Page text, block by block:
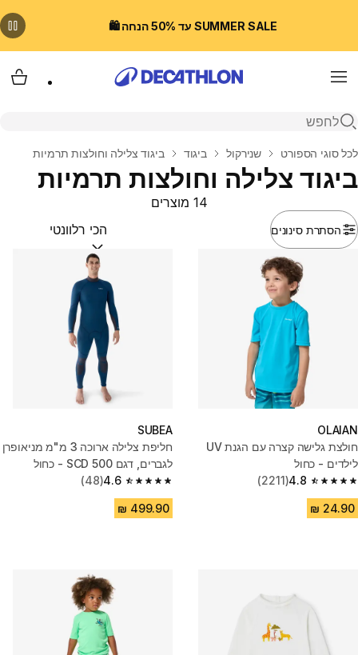
SUMMER SALE עד 50% הנחה 🛍️
Menu
פתיחת חיפוש
בית
לכל סוגי הספורט שנירקול ביגוד ביגוד צלילה וחולצות תרמיות
ביגוד צלילה וחולצות תרמיות
הסתרת סינונים
14 מוצרים
מיין לפי:(optional)
OLAIAN
חולצת גלישה קצרה עם הגנת UV
לילדים - כחול
4.8
4.8 out of 5 stars from 2211 reviews
(2211)
SUBEA
חליפת צלילה ארוכה 3 מ"מ מניאופרן
לגברים, דגם SCD 500 - כחול
4.6
4.6 out of 5 stars from 48 reviews
(48)